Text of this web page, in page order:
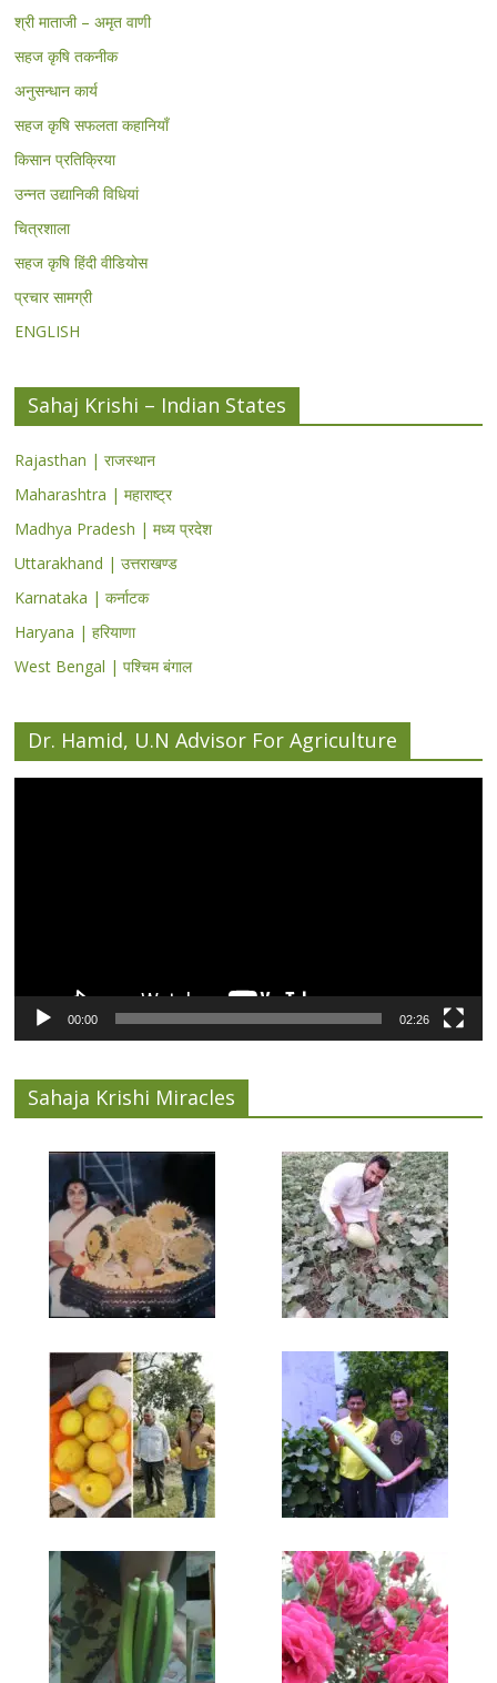
श्री माताजी – अमृत वाणी
सहज कृषि तकनीक
अनुसन्धान कार्य
सहज कृषि सफलता कहानियाँ
किसान प्रतिक्रिया
उन्नत उद्यानिकी विधियां
चित्रशाला
सहज कृषि हिंदी वीडियोस
प्रचार सामग्री
ENGLISH
Sahaj Krishi – Indian States
Rajasthan | राजस्थान
Maharashtra | महाराष्ट्र
Madhya Pradesh | मध्य प्रदेश
Uttarakhand | उत्तराखण्ड
Karnataka | कर्नाटक
Haryana | हरियाणा
West Bengal | पश्चिम बंगाल
Dr. Hamid, U.N Advisor For Agriculture
00:00 02:26
Sahaja Krishi Miracles